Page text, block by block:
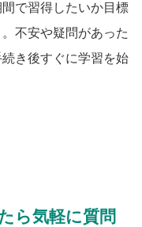
で習得したいか目標
不安や疑問があった
き後すぐに学習を始
ら気軽に質問